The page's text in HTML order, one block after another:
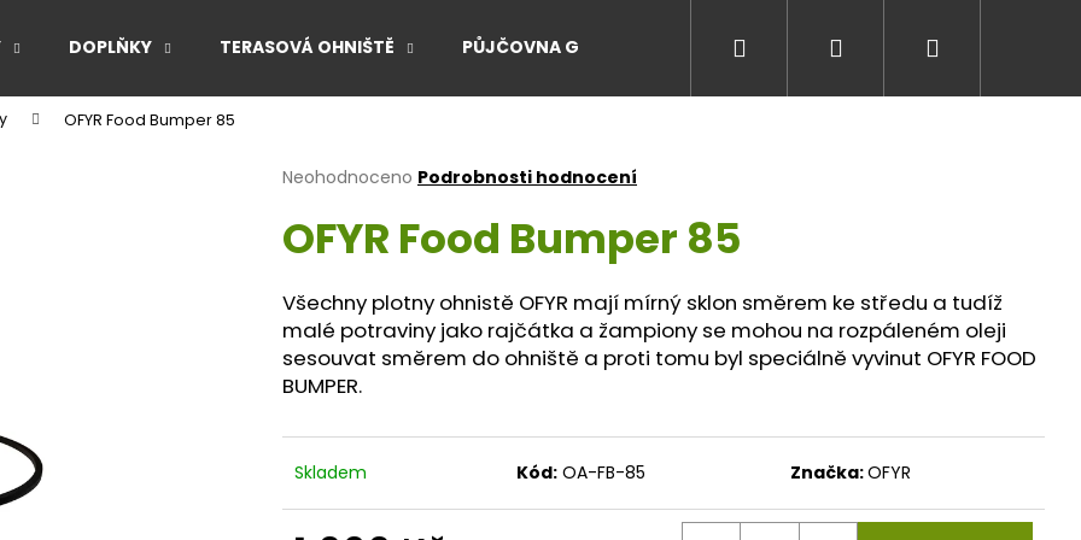
DOPLŇKY TERASOVÁ OHNIŠTĚ PŮJČOVNA GRILŮ EVENTY A ZÁŽITKY NA GRILU
Přihlášení
OFYR Food Bumper 85
Průměrné
produktu
je
z
5
hvězdiček.
Neohodnoceno Podrobnosti hodnocení
OFYR Food Bumper 85
Všechny plotny ohnistě OFYR mají mírný sklon směrem ke středu a tudíž
malé potraviny jako rajčátka a žampiony se mohou na rozpáleném oleji
sesouvat směrem do ohniště a proti tomu byl speciálně vyvinut OFYR FOOD
BUMPER.
Skladem Kód: OA-FB-85 Značka:OFYR
Co potřebujete najít?
HLEDAT